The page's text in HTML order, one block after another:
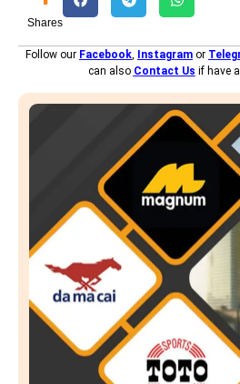
Shares
Follow our Facebook, Instagram or
can also Contact Us if have